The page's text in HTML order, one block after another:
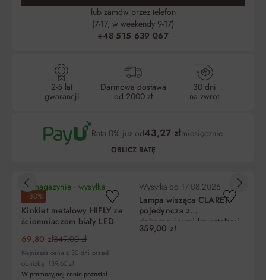
lub zamów przez telefon
(7-17, w weekendy 9-17)
+48 515 639 067
2-5 lat
gwarancji
Darmowa dostawa
od 2000 zł
30 dni
na zwrot
Rata 0% już od43,27 złmiesięcznie
OBLICZ RATĘ
Liczba
rat
RRSO
5
129,81 zł
−80%
W magazynie - wysyłka
jutro!
Kinkiet metalowy HIFLY ze
ściemniaczem biały LED
69,80 zł349,00 zł
Najniższa cena z 30 dni przed
obniżką: 139,60 zł
W promocyjnej cenie pozostał -
Wysyłka od 17.08.2026
Lampa wisząca CLARET
pojedyncza z
dekoracyjnymi kryształami
i ściemniaczeM typu "klik"
359,00 zł